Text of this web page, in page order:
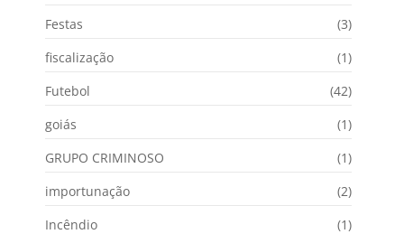
Festas
(3)
fiscalização
(1)
Futebol
(42)
goiás
(1)
GRUPO CRIMINOSO
(1)
importunação
(2)
Incêndio
(1)